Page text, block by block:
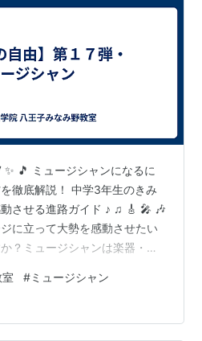
✨ 🎵 ミュージシャンになるに
徹底解説！ 中学3年生のきみ
させる進路ガイド ♪ ♫ 🎸 🎤 🎶
に立って大勢を感動させたい
？ミュージシャンは楽器・歌
トです。 この記事では、ミュ
路ロードマップを、高校・大
にわかりやすく解説します！🎵
#ミュージシャン